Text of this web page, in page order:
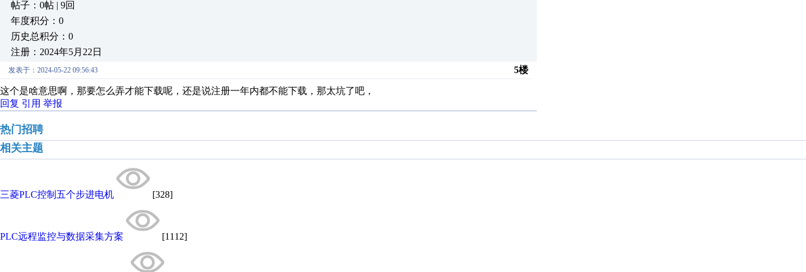
帖子：0帖 | 9回
年度积分：0
历史总积分：0
注册：2024年5月22日
发表于：2024-05-22 09:56:43 5楼
这个是啥意思啊，那要怎么弄才能下载呢，还是说注册一年内都不能下载，那太坑了吧，
回复 引用 举报
热门招聘
相关主题
三菱PLC控制五个步进电机 [328]
PLC远程监控与数据采集方案 [1112]